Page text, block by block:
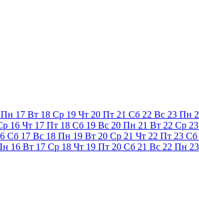
Пн 17 Вт 18 Ср 19 Чт 20 Пт 21 Сб 22 Вс 23 Пн
16 Чт 17 Пт 18 Сб 19 Вс 20 Пн 21 Вт 22 Ср 23
Сб 17 Вс 18 Пн 19 Вт 20 Ср 21 Чт 22 Пт 23 Сб
16 Вт 17 Ср 18 Чт 19 Пт 20 Сб 21 Вс 22 Пн 23